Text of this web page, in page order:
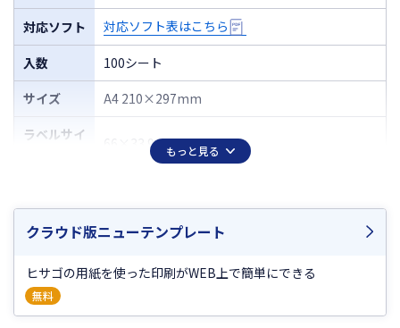
対応ソフト 対応ソフト表はこちら
入数
100シート
サイズ
A4 210×297mm
ラベルサイ
66×33.9mm
厚さ
0.19mm
の厚さ
0.10mm
坪量 179g/m 程度
もっと見る
クラウド版ニューテンプレート
ヒサゴの用紙を使った印刷がWEB上で簡単にできる
無料